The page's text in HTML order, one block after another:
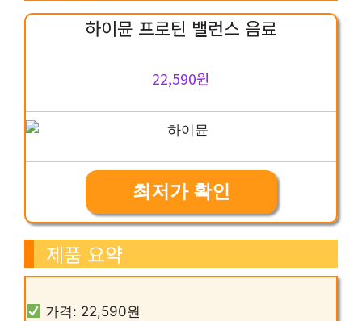
하이뮨 프로틴 밸런스 음료
22,590원
최저가 확인
제품 요약
가격: 22,590원